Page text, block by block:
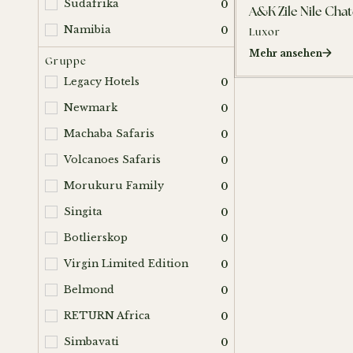
Südafrika 0
Namibia 0
Gruppe
Legacy Hotels 0
Newmark 0
Machaba Safaris 0
Volcanoes Safaris 0
Morukuru Family 0
Singita 0
Botlierskop 0
Virgin Limited Edition 0
Belmond 0
RETURN Africa 0
Simbavati 0
A&K Zile Nile
Luxor
Mehr ansehen